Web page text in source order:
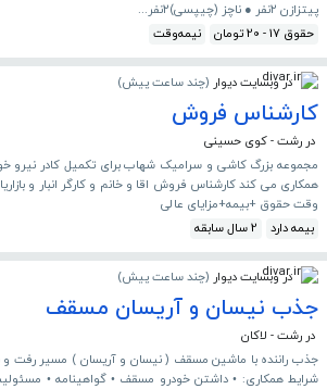
پیتزازن ۲نفر ● ناچز (چیپسی)۲نفر...
حقوق 17 - 20 تومان
نیمه‌وقت
در وبسایت دیوار (چند ساعت پیش)
کارشناس فروش
در رشت - کوی حسینی
مجموعه بزرگ کاشی و سرامیک شهاب برای تکمیل کادر نیرو
همکاری می کند کارشناس فروش اقا و خانم و کارگر انبار و
وقت حقوق +بیمه+مزایای عالی
بیمه دارد
2 سال سابقه
در وبسایت دیوار (چند ساعت پیش)
جذب نیسان و آریسان مسقف
در رشت - لاکان
جذب راننده با ماشین مسقف ( نیسان و آریسان ) مسیر رفت و
شرایط همکاری: • داشتن خودرو مسقف • گواهینامه •